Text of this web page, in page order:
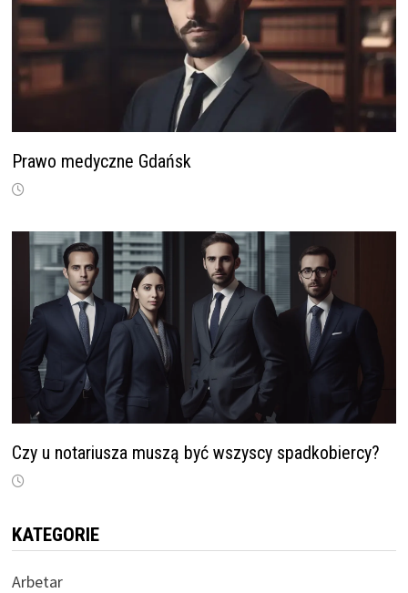
Prawo medyczne Gdańsk
Czy u notariusza muszą być wszyscy spadkobiercy?
KATEGORIE
Arbetar